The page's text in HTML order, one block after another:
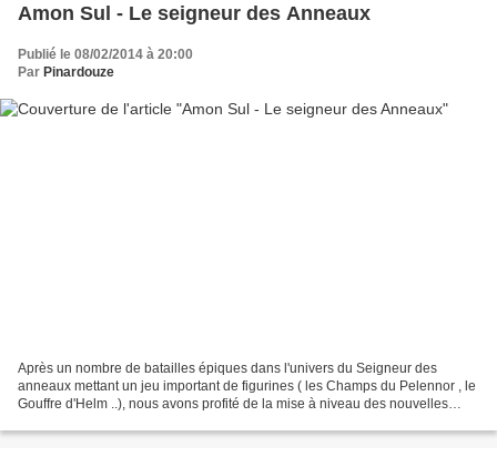
Amon Sul - Le seigneur des Anneaux
Publié le 08/02/2014 à 20:00
Par Pinardouze
Après un nombre de batailles épiques dans l'univers du Seigneur des
anneaux mettant un jeu important de figurines ( les Champs du Pelennor , le
Gouffre d'Helm ..), nous avons profité de la mise à niveau des nouvelles